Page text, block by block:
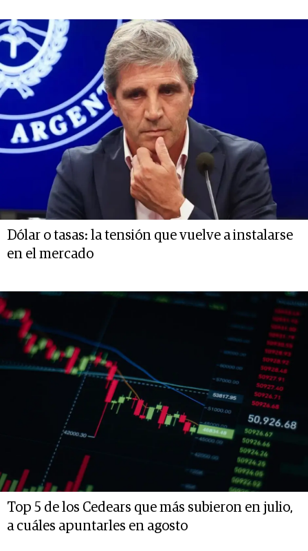
Dólar o tasas: la tensión que vuelve a instalarse
en el mercado
Top 5 de los Cedears que más subieron en julio,
a cuáles apuntarles en agosto